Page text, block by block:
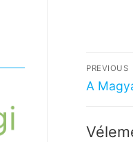
PREVIOUS
Previous
A